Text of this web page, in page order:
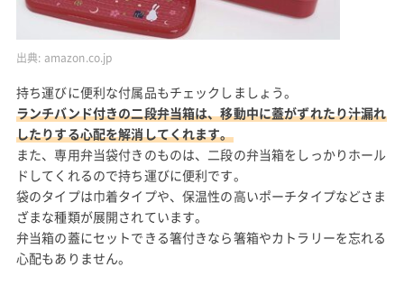
出典: amazon.co.jp
持ち運びに便利な付属品もチェックしましょう。
ランチバンド付きの二段弁当箱は、移動中に蓋がずれたり汁漏れ
したりする心配を解消してくれます。
また、専用弁当袋付きのものは、二段の弁当箱をしっかりホール
ドしてくれるので持ち運びに便利です。
袋のタイプは巾着タイプや、保温性の高いポーチタイプなどさま
ざまな種類が展開されています。
弁当箱の蓋にセットできる箸付きなら箸箱やカトラリーを忘れる
心配もありません。